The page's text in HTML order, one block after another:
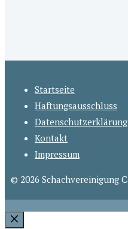
Startseite
Haftungsausschluss
Datenschutzerklärung
Kontakt
Impressum
© 2026 Schachvereinigung